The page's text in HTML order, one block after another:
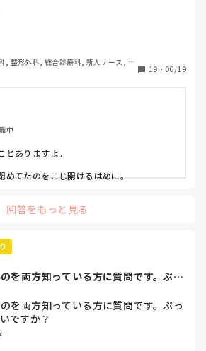
をしました。
鑷子達を捨てました。。
使い捨て、という認識が頭の中にあっ
明らかに使い捨てて良いような安物じ
、あなたが初めてだよ」
えてみれば
全部滅菌して使いまわすし、
たんだろう😭
わけじゃないから大丈夫、
なくて😭
て笑い飛ばしてください笑
, 整形外科, 総合診療科, 新人ナース, 脳
19 ・ 06/19
中
とありますよ。
めてたのをこじ開けるはめに。
(これは問題か💦)
回答をもっと見る
を両方知っている方に質問です。ぶっ
を両方知っている方に質問です。ぶっ
ですか？